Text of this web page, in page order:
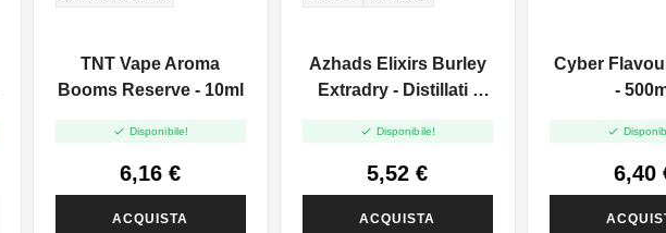
TNT Vape Aroma
Booms Reserve - 10ml
 Disponibile!
6,16 €
ACQUISTA
Azhads Elixirs Burley
Extradry - Distillati -
 Disponibile!
5,52 €
ACQUISTA
Cyber
-

6,40